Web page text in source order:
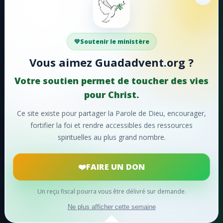
#50 - Chantons, chantons sans cesse
#51 - Hosanna!
#52 - Lorsque le ciel retentit
#53 - Faisons éclater notre joie
#54 - Ô charité suprême!
#55 - Ô merveilleuse histoire
#57 - Divin Sauveur
#59 - Saint envoyé du Père
Votre soutien aide Guadadvent.org à continuer sa
mission de foi, d'encouragement et d'édification.
❤️Faire un don maintenant
© 2024 Guadadvent.org ® Tous droits réservés
développé par David BERGINA - tidave - pour berginet.net
Soutenir le ministère
Vous aimez Guadadvent.org ?
Votre soutien permet de toucher des vies
pour Christ.
Ce site existe pour partager la Parole de Dieu, encourager,
fortifier la foi et rendre accessibles des ressources
spirituelles au plus grand nombre.
FAIRE UN DON
Un reçu fiscal pourra vous être délivré sur demande.
Ne plus afficher cette semaine